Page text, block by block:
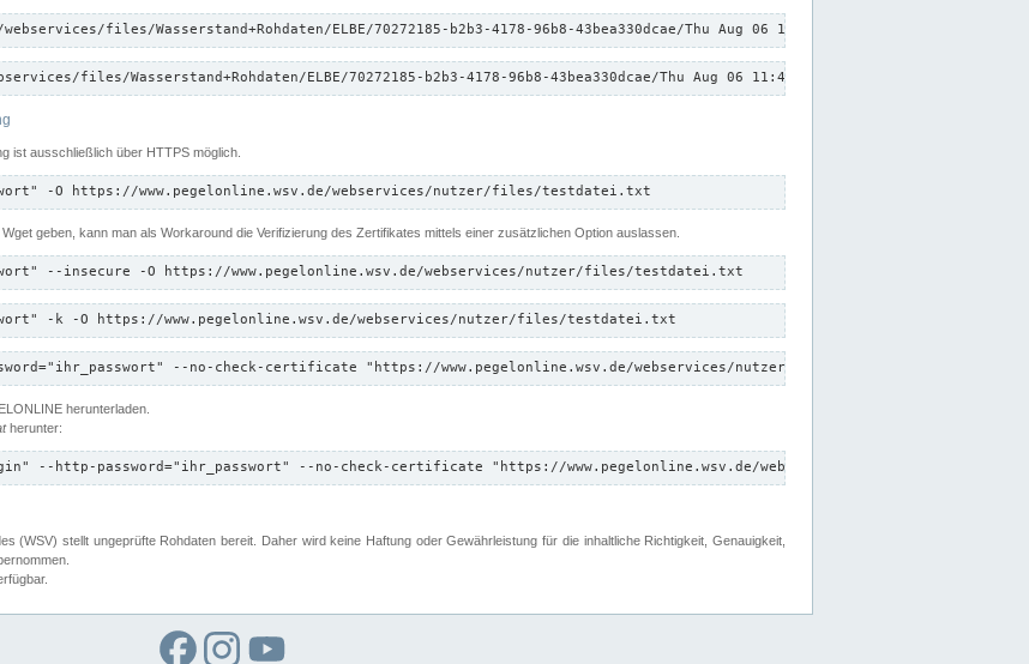
files/Wasserstand+Rohdaten/ELBE/70272185-b2b3-4178-96b8-43bea330dcae/Thu Aug 06 11:43:01 CEST 2026/down.txt"
files/Wasserstand+Rohdaten/ELBE/70272185-b2b3-4178-96b8-43bea330dcae/Thu Aug 06 11:43:01 CEST 2026/down.txt"
ist ausschließlich über HTTPS möglich.
-O https://www.pegelonline.wsv.de/webservices/nutzer/files/testdatei.txt
geben, kann man als Workaround die Verifizierung des Zertifikates mittels einer zusätzlichen Option auslassen.
--insecure -O https://www.pegelonline.wsv.de/webservices/nutzer/files/testdatei.txt
-k -O https://www.pegelonline.wsv.de/webservices/nutzer/files/testdatei.txt
--no-check-certificate "https://www.pegelonline.wsv.de/webservices/nutzer/files/testdatei.txt"
herunterladen.
herunter:
--http-password="ihr_passwort" --no-check-certificate "https://www.pegelonline.wsv.de/webservices/nutzer/files"
(WSV) stellt ungeprüfte Rohdaten bereit. Daher wird keine Haftung oder Gewährleistung für die inhaltliche Richtigkeit, Genauigkeit,